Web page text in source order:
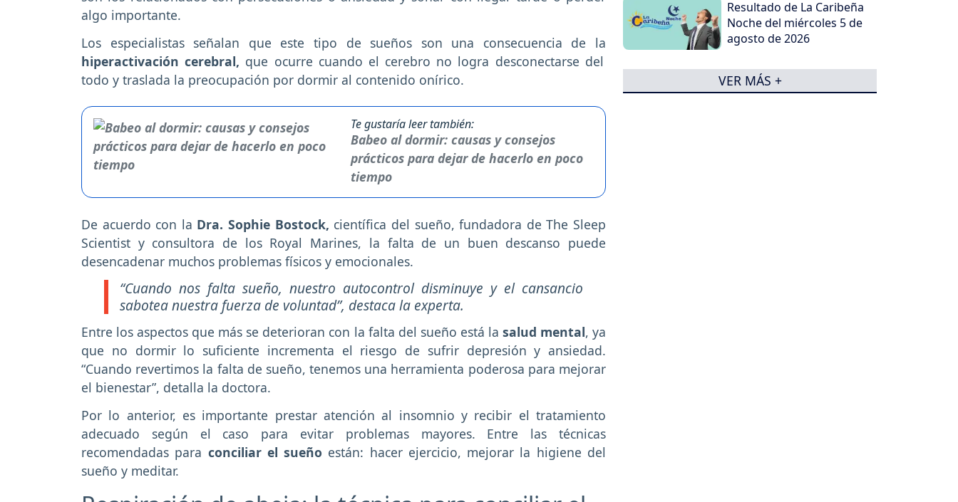
algo importante.
Los especialistas señalan que este tipo de sueños son una consecuencia de la
hiperactivación cerebral, que ocurre cuando el cerebro no logra desconectarse del
todo y traslada la preocupación por dormir al contenido onírico.
Te gustaría leer también:
Babeo al dormir: causas y consejos
prácticos para dejar de hacerlo en poco
tiempo
De acuerdo con la Dra. Sophie Bostock, científica del sueño, fundadora de The Sleep
Scientist y consultora de los Royal Marines, la falta de un buen descanso puede
desencadenar muchos problemas físicos y emocionales.
“Cuando nos falta sueño, nuestro autocontrol disminuye y el cansancio
sabotea nuestra fuerza de voluntad”, destaca la experta.
Entre los aspectos que más se deterioran con la falta del sueño está la salud mental, ya
que no dormir lo suficiente incrementa el riesgo de sufrir depresión y ansiedad.
“Cuando revertimos la falta de sueño, tenemos una herramienta poderosa para mejorar
el bienestar”, detalla la doctora.
Por lo anterior, es importante prestar atención al insomnio y recibir el tratamiento
adecuado según el caso para evitar problemas mayores. Entre las técnicas
recomendadas para conciliar el sueño están: hacer ejercicio, mejorar la higiene del
sueño y meditar.
Resultado de La Caribeña
Noche del miércoles 5 de
agosto de 2026
VER MÁS +